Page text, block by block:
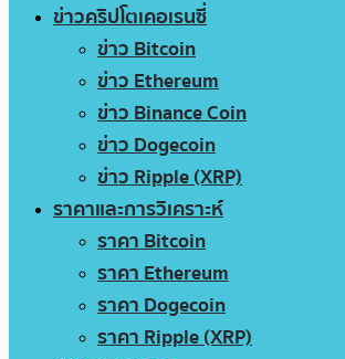
ข่าวคริปโตเคอเรนซี่
ข่าว Bitcoin
ข่าว Ethereum
ข่าว Binance Coin
ข่าว Dogecoin
ข่าว Ripple (XRP)
ราคาและการวิเคราะห์
ราคา Bitcoin
ราคา Ethereum
ราคา Dogecoin
ราคา Ripple (XRP)